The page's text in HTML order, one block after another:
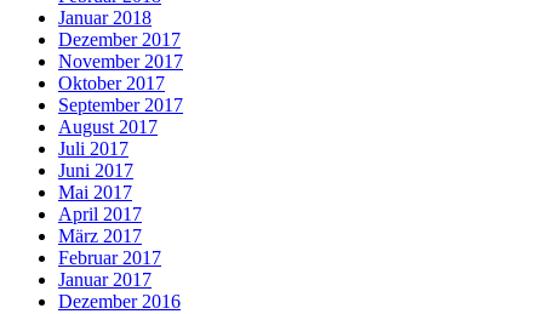
Januar 2018
Dezember 2017
November 2017
Oktober 2017
September 2017
August 2017
Juli 2017
Juni 2017
Mai 2017
April 2017
März 2017
Februar 2017
Januar 2017
Dezember 2016